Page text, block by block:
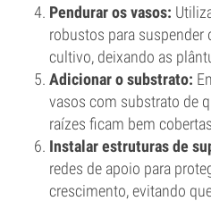
Pendurar os vasos:
robustos para suspender
cultivo, deixando as
Adicionar o substrato:
vasos com substrato de
raízes ficam bem
Instalar estruturas de
redes de apoio para
crescimento, evitando